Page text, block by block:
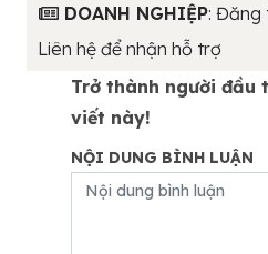
DOANH NGHIỆP: Đăng
Liên hệ để nhận hỗ trợ
Trở thành người đầu
viết này!
NỘI DUNG BÌNH LUẬN